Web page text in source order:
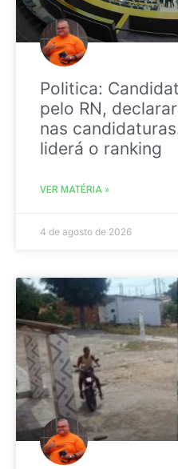
Politica:
pelo RN,
nas
liderá o ranking
VER MATÉRIA »
4 de agosto de 2026